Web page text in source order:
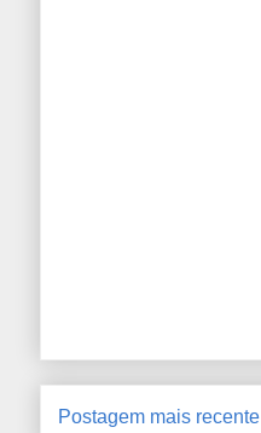
Postagem mais recente